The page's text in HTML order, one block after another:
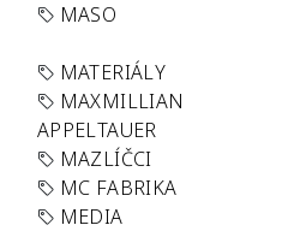
MASO
MATERIÁLY
MAXMILLIAN
APPELTAUER
MAZLÍČCI
MC FABRIKA
MEDIA